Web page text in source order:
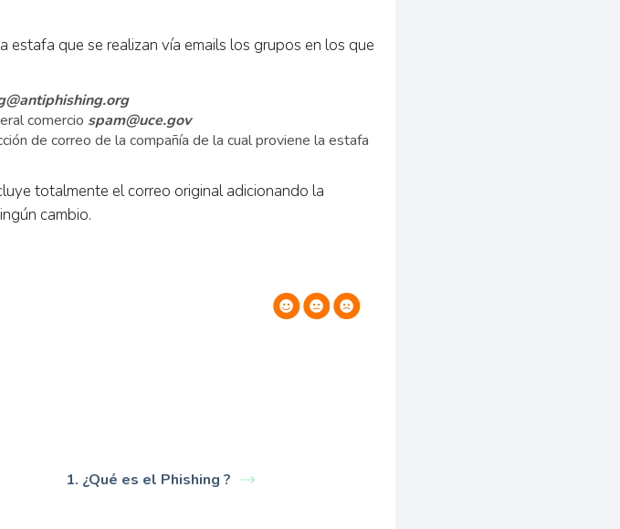
estafa que se realizan vía emails los grupos en los que
comercio spam@uce.gov
de correo de la compañía de la cual proviene la estafa
totalmente el correo original adicionando la
cambio.
1. ¿Qué es el Phishing ?